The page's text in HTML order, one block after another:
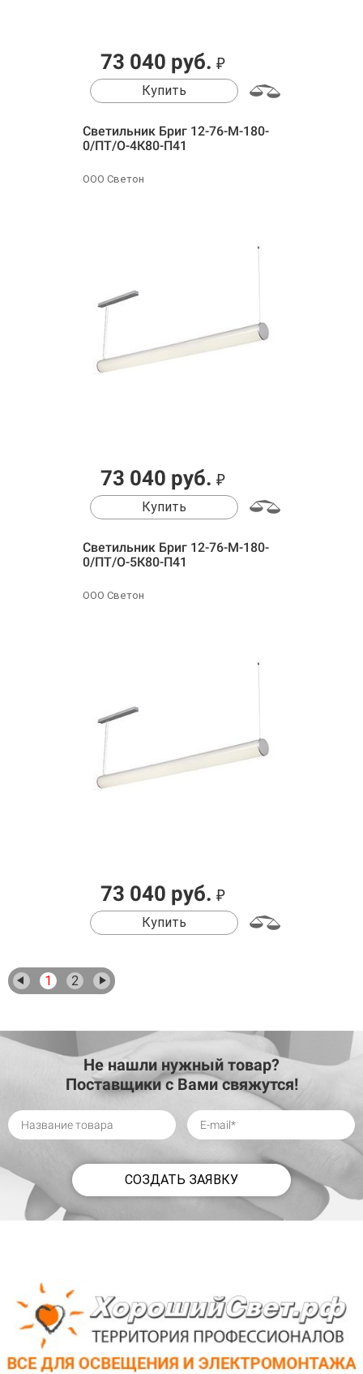
73 040 руб. ₽
Купить
Светильник Бриг 12-76-М-180-
0/ПТ/О-4К80-П41
ООО Светон
73 040 руб. ₽
Купить
Светильник Бриг 12-76-М-180-
0/ПТ/О-5К80-П41
ООО Светон
73 040 руб. ₽
Купить
1 2
Не нашли нужный товар?
Поставщики с Вами свяжутся!
СОЗДАТЬ ЗАЯВКУ